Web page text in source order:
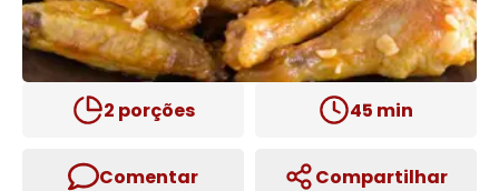
2 porções 45 min
Comentar Compartilhar